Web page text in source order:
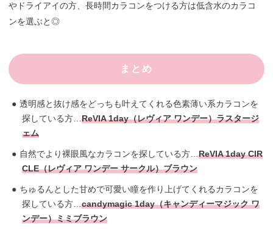
やドライアイの方、長時間カラコンをつける方は低含水のカラコ
ンを選ぶと◎
まとめ
透明感と抜け感をどっちも叶えてくれる色素薄い系カラコンを
探している方…ReVIA 1day（レヴィア ワンデー）ラスタージ
ェム
自然でより裸眼風なカラコンを探している方…ReVIA 1day CIR
CLE（レヴィア ワンデー サークル）ブラウン
ちゅるんとした甘めで可愛い瞳を作り上げてくれるカラコンを
探している方…candymagic 1day（キャンディーマジック ワ
ンデー）ミミブラウン